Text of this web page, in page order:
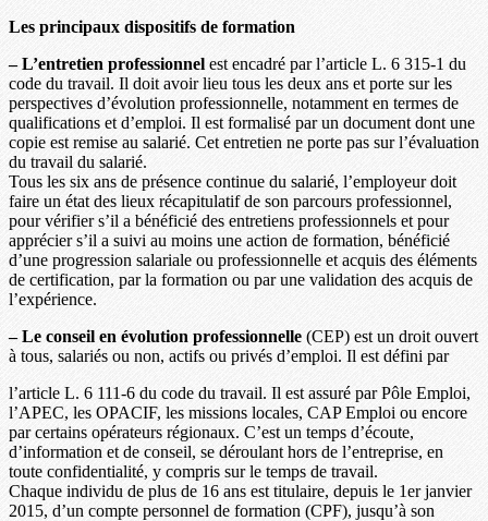
Les principaux dispositifs de formation
– L’entretien professionnel est encadré par l’article L. 6 315-1 du
code du travail. Il doit avoir lieu tous les deux ans et porte sur les
perspectives d’évolution professionnelle, notamment en termes de
qualifications et d’emploi. Il est formalisé par un document dont une
copie est remise au salarié. Cet entretien ne porte pas sur l’évaluation
du travail du salarié.
Tous les six ans de présence continue du salarié, l’employeur doit
faire un état des lieux récapitulatif de son parcours professionnel,
pour vérifier s’il a bénéficié des entretiens professionnels et pour
apprécier s’il a suivi au moins une action de formation, bénéficié
d’une progression salariale ou professionnelle et acquis des éléments
de certification, par la formation ou par une validation des acquis de
l’expérience.
– Le conseil en évolution professionnelle (CEP) est un droit ouvert
à tous, salariés ou non, actifs ou privés d’emploi. Il est défini par
l’article L. 6 111-6 du code du travail. Il est assuré par Pôle Emploi,
l’APEC, les OPACIF, les missions locales, CAP Emploi ou encore
par certains opérateurs régionaux. C’est un temps d’écoute,
d’information et de conseil, se déroulant hors de l’entreprise, en
toute confidentialité, y compris sur le temps de travail.
Chaque individu de plus de 16 ans est titulaire, depuis le 1er janvier
2015, d’un compte personnel de formation (CPF), jusqu’à son